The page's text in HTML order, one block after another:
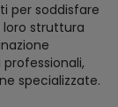
per soddisfare
loro struttura
specializzate.